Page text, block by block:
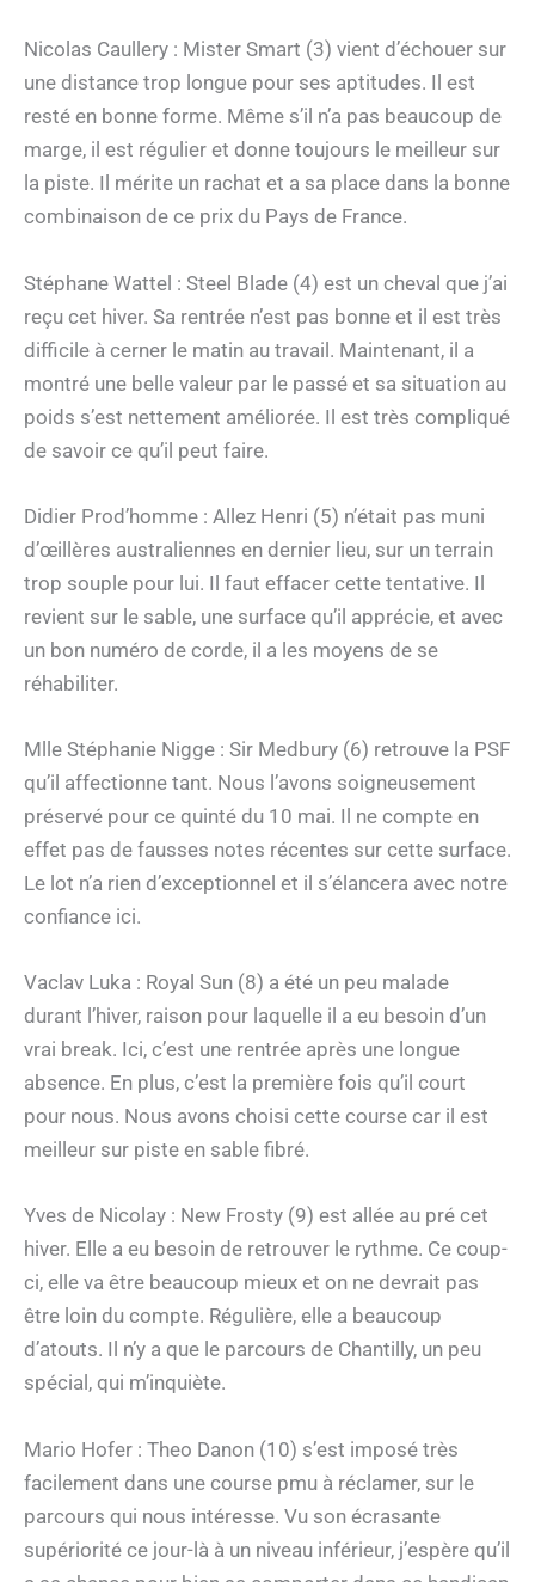
Nicolas Caullery : Mister Smart (3) vient d’échouer sur
une distance trop longue pour ses aptitudes. Il est
resté en bonne forme. Même s’il n’a pas beaucoup de
marge, il est régulier et donne toujours le meilleur sur
la piste. Il mérite un rachat et a sa place dans la bonne
combinaison de ce prix du Pays de France.
Stéphane Wattel : Steel Blade (4) est un cheval que j’ai
reçu cet hiver. Sa rentrée n’est pas bonne et il est très
difficile à cerner le matin au travail. Maintenant, il a
montré une belle valeur par le passé et sa situation au
poids s’est nettement améliorée. Il est très compliqué
de savoir ce qu’il peut faire.
Didier Prod’homme : Allez Henri (5) n’était pas muni
d’œillères australiennes en dernier lieu, sur un terrain
trop souple pour lui. Il faut effacer cette tentative. Il
revient sur le sable, une surface qu’il apprécie, et avec
un bon numéro de corde, il a les moyens de se
réhabiliter.
Mlle Stéphanie Nigge : Sir Medbury (6) retrouve la PSF
qu’il affectionne tant. Nous l’avons soigneusement
préservé pour ce quinté du 10 mai. Il ne compte en
effet pas de fausses notes récentes sur cette surface.
Le lot n’a rien d’exceptionnel et il s’élancera avec notre
confiance ici.
Vaclav Luka : Royal Sun (8) a été un peu malade
durant l’hiver, raison pour laquelle il a eu besoin d’un
vrai break. Ici, c’est une rentrée après une longue
absence. En plus, c’est la première fois qu’il court
pour nous. Nous avons choisi cette course car il est
meilleur sur piste en sable fibré.
Yves de Nicolay : New Frosty (9) est allée au pré cet
hiver. Elle a eu besoin de retrouver le rythme. Ce coup-
ci, elle va être beaucoup mieux et on ne devrait pas
être loin du compte. Régulière, elle a beaucoup
d’atouts. Il n’y a que le parcours de Chantilly, un peu
spécial, qui m’inquiète.
Mario Hofer : Theo Danon (10) s’est imposé très
facilement dans une course pmu à réclamer, sur le
parcours qui nous intéresse. Vu son écrasante
supériorité ce jour-là à un niveau inférieur, j’espère qu’il